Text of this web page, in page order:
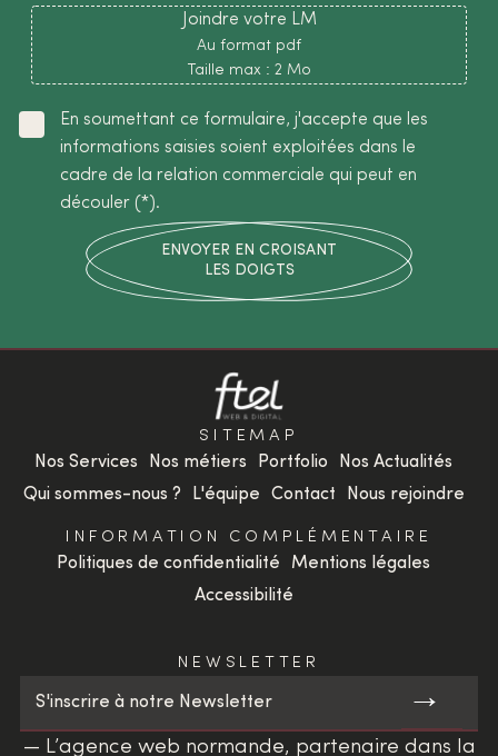
Joindre votre LM
Au format pdf
Taille max : 2 Mo
En soumettant ce formulaire, j'accepte que les
informations saisies soient exploitées dans le
cadre de la relation commerciale qui peut en
découler (*).
ENVOYER EN CROISANT
LES DOIGTS
— L’agence web normande, partenaire dans la
SITEMAP
Nos Services Nos métiers Portfolio
Nos Actualités
Qui sommes-nous ?
L'équipe Contact Nous rejoindre
INFORMATION COMPLÉMENTAIRE
Politiques de confidentialité
Mentions légales
Accessibilité
NEWSLETTER
S'inscrire à notre Newsletter →